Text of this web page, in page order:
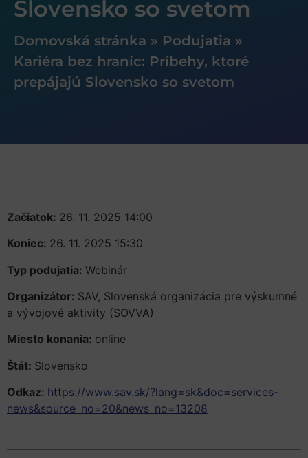
Slovensko so svetom
Domovská stránka » Podujatia »
Kariéra bez hraníc: Príbehy, ktoré
prepájajú Slovensko so svetom
Začiatok: 26. 11. 2025 14:00
Koniec: 26. 11. 2025 15:30
Typ podujatia: Webinár
Organizátor: SAV, Slovenská organizácia pre výskumné
a vývojové aktivity (SOVVA)
Miesto konania: online
Štát: Slovensko
Odkaz: https://www.sav.sk/?lang=sk&doc=services-
news&source_no=20&news_no=13208